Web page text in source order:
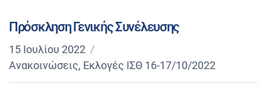
Πρόσκληση Γενικής Συνέλευσης
15 Ιουλίου 2022
Ανακοινώσεις, Εκλογές ΙΣΘ 16-17/10/2022